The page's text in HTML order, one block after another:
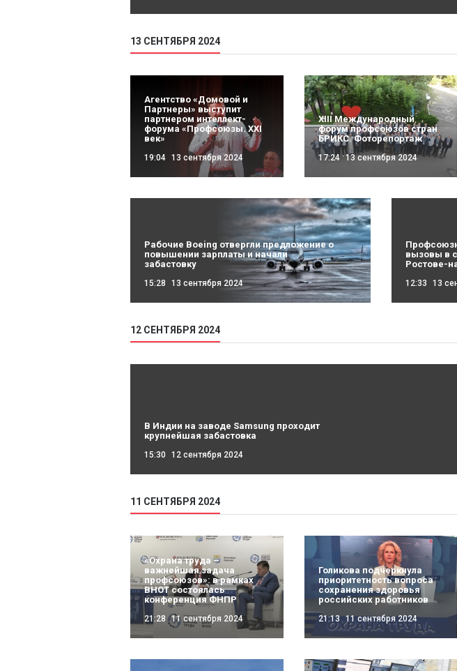
13 СЕНТЯБРЯ 2024
Агентство «Домовой и
Партнеры» выступит
партнером интеллект-
форума «Профсоюзы. XXI
век»
19:04 13 сентября 2024
XIII Международный
форум профсоюзов стран
БРИКС. Фоторепортаж
17:24 13 сентября 2024
Рабочие Boeing отвергли предложение о
повышении зарплаты и начали
забастовку
15:28 13 сентября 2024
вызовы в
Ростове-
12:33 13
12 СЕНТЯБРЯ 2024
В Индии на заводе Samsung проходит
крупнейшая забастовка
15:30 12 сентября 2024
11 СЕНТЯБРЯ 2024
«Охрана труда –
важнейшая задача
профсоюзов»: в рамках
ВНОТ состоялась
конференция ФНПР
21:28 11 сентября 2024
Голикова подчеркнула
приоритетность вопроса
сохранения здоровья
российских работников
21:13 11 сентября 2024